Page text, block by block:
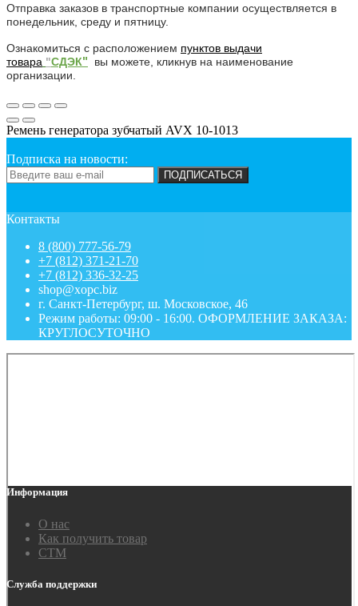
Отправка заказов в транспортные компании осуществляется в
понедельник, среду и пятницу.
Ознакомиться с расположением пунктов выдачи
товара "СДЭК"
вы можете, кликнув на наименование
организации.
Ремень генератора зубчатый AVX 10-1013
Подписка на новости:
ПОДПИСАТЬСЯ
Контакты
8 (800) 777-56-79
+7 (812) 371-21-70
+7 (812) 336-32-25
shop@xopc.biz
г. Санкт-Петербург, ш. Московское, 46
Режим работы: 09:00 - 16:00. ОФОРМЛЕНИЕ ЗАКАЗА:
КРУГЛОСУТОЧНО
Информация
О нас
Как получить товар
СТМ
Служба поддержки